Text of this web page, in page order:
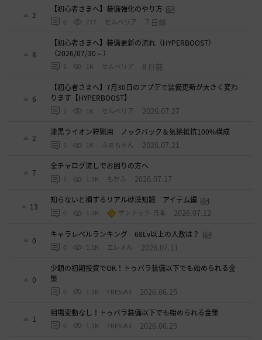
2
【初心者さまへ】装備強化のやり方
0 777 セルベリア 7 日前
8
【初心者さまへ】装備更新の流れ（HYPERBOOST）
（2026/07/30～）
1 1K セルベリア 8 日前
6
【初心者さまへ】7月30日のアプデで装備更新が大きく変わ
ります【HYPERBOOST】
1 1K セルベリア 2026.07.27
2
漆黒ライオン狩猟用 ノックバック＆気絶抵抗100%構成
1 1K ふぁちゃん 2026.07.21
7
全チャログ流しでお困りの方へ
1 1.1K もかふ 2026.07.17
13
知らないと損するリアル砂漠知識 アイテム編
0 1.3K ザンナック-日本 2026.07.12
0
キャラレベルランキング 68Lv以上の人数は？
0 1.1K エレメル 2026.07.11
0
少額の初期投資でOK！トゥバラ装備以下でも始められる金
策
0 1.2K FRESIA3 2026.06.25
1
相場変動なし！トゥバラ装備以下でも始められる金策
0 1.1K FRESIA3 2026.06.25